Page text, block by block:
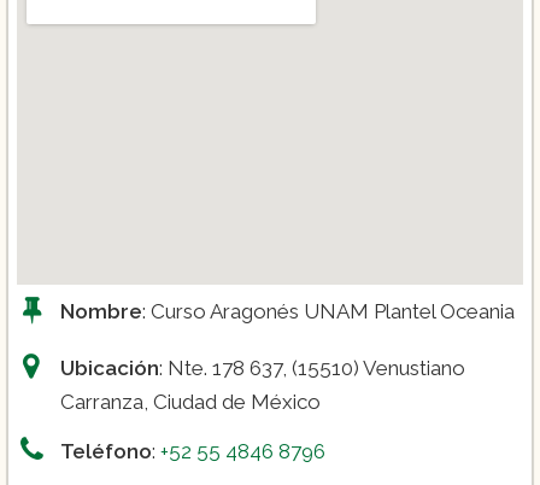
Nombre: Curso Aragonés UNAM Plantel Oceania
Ubicación: Nte. 178 637, (15510) Venustiano
Carranza, Ciudad de México
Teléfono: +52 55 4846 8796